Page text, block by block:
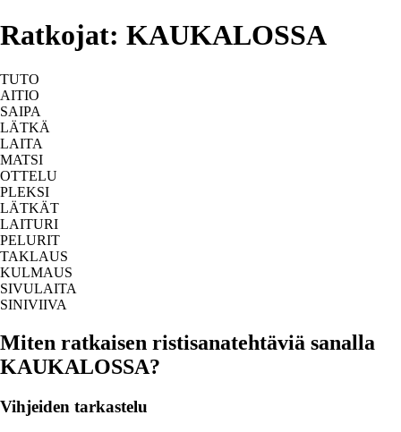
Ratkojat: KAUKALOSSA
TUTO
AITIO
SAIPA
LÄTKÄ
LAITA
MATSI
OTTELU
PLEKSI
LÄTKÄT
LAITURI
PELURIT
TAKLAUS
KULMAUS
SIVULAITA
SINIVIIVA
Miten ratkaisen ristisanatehtäviä sanalla
KAUKALOSSA?
Vihjeiden tarkastelu